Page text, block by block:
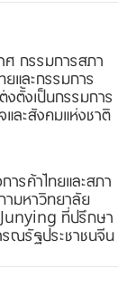
กรรมการสภา
และกรรมการ
งตั้งเป็นกรรมการ
ะสังคมแห่งชาติ
รค้าไทยและสภา
ามหาวิทยาลัย
ที่ปรึกษา
ณรัฐประชาชนจีน